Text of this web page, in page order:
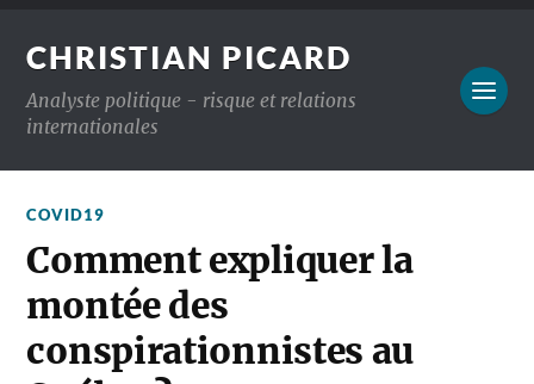
CHRISTIAN PICARD
Analyste politique - risque et relations
internationales
COVID19
Comment expliquer la
montée des
conspirationnistes au